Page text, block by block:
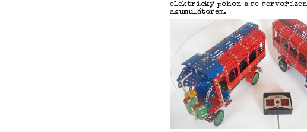
elektrický pohon a se
akumulátorem.